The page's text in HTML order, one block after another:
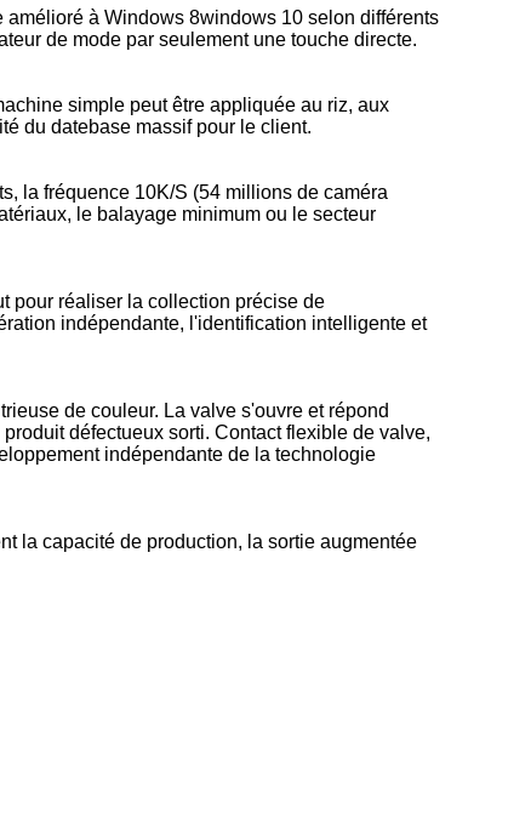
à Windows 8windows 10 selon différents
de mode par seulement une touche directe.
simple peut être appliquée au riz, aux
du datebase massif pour le client.
la fréquence 10K/S (54 millions de caméra
le balayage minimum ou le secteur
pour réaliser la collection précise de
indépendante, l'identification intelligente et
de couleur. La valve s'ouvre et répond
défectueux sorti. Contact flexible de valve,
indépendante de la technologie
la capacité de production, la sortie augmentée